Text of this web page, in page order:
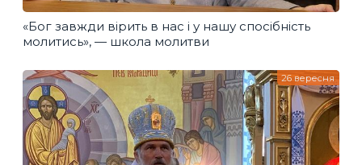
«Бог завжди вірить в нас і у нашу спосібність
молитись», — школа молитви
26 вересня